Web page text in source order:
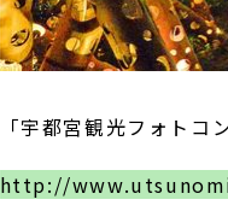
「宇都宮観光フォトコ
http://